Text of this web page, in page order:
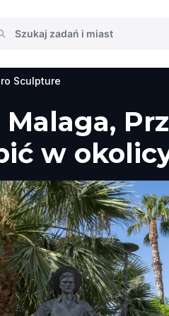
Sculpture
w